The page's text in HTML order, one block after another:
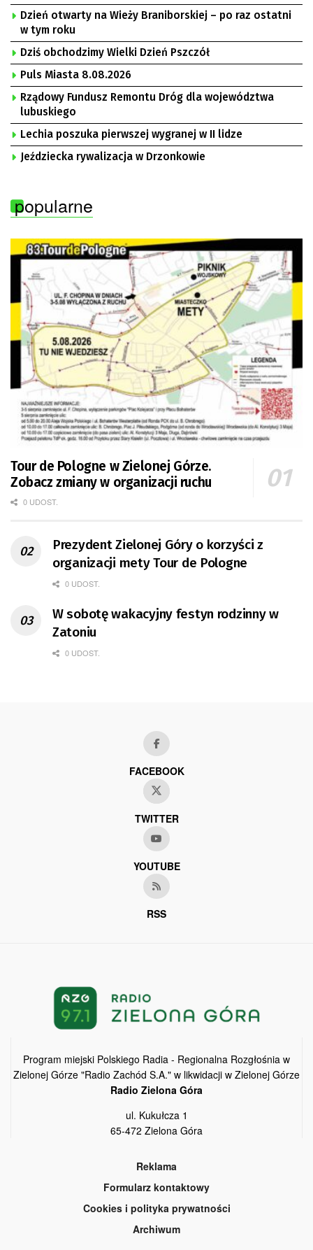
Dzień otwarty na Wieży Braniborskiej – po raz ostatni
w tym roku
Dziś obchodzimy Wielki Dzień Pszczół
Puls Miasta 8.08.2026
Rządowy Fundusz Remontu Dróg dla województwa
lubuskiego
Lechia poszuka pierwszej wygranej w II lidze
Jeździecka rywalizacja w Drzonkowie
popularne
Tour de Pologne w Zielonej Górze.
Zobacz zmiany w organizacji ruchu
0 UDOST.
Prezydent Zielonej Góry o korzyści z
organizacji mety Tour de Pologne
0 UDOST.
W sobotę wakacyjny festyn rodzinny w
Zatoniu
0 UDOST.
FACEBOOK
TWITTER
YOUTUBE
RSS
Program miejski Polskiego Radia - Regionalna Rozgłośnia w
Zielonej Górze "Radio Zachód S.A." w likwidacji w Zielonej Górze
Radio Zielona Góra
ul. Kukułcza 1
65-472 Zielona Góra
Reklama
Formularz kontaktowy
Cookies i polityka prywatności
Archiwum